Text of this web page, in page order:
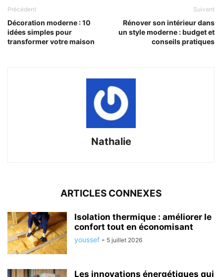
Précédent
Décoration moderne : 10
idées simples pour
transformer votre maison
Suivant
Rénover son intérieur dans
un style moderne : budget et
conseils pratiques
Nathalie
ARTICLES CONNEXES
Isolation thermique : améliorer le
confort tout en économisant
youssef - 5 juillet 2026
Les innovations énergétiques qui